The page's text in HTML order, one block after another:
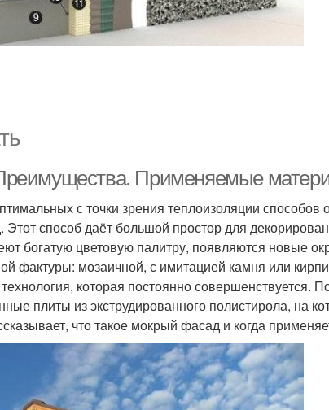
Применяемые
с точки зрения теплоизоляции способов
способ даёт большой простор для
богатую цветовую палитру, появляются новые
фактуры: мозаичной, с имитацией камня или
которая постоянно совершенствуется.
плиты из экструдированного полистирола, на
что такое мокрый фасад и когда